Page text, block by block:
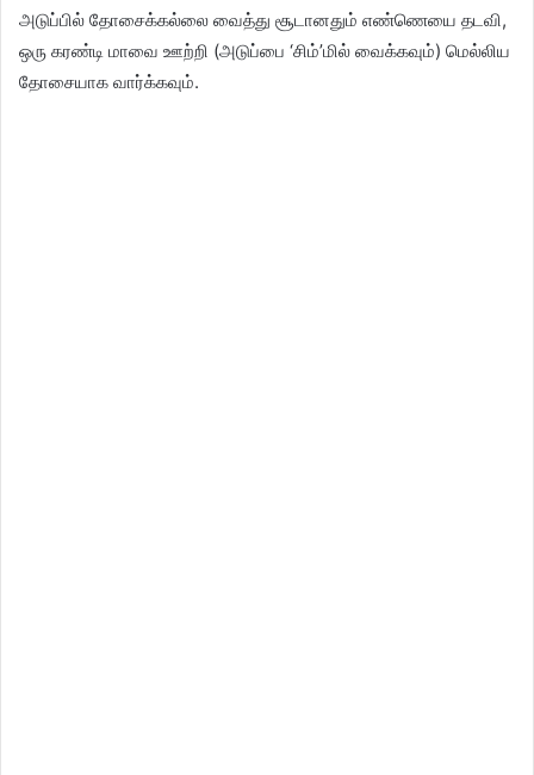
அடுப்பில் தோசைக்கல்லை வைத்து சூடானதும் எண்ணெயை தடவி,
ஒரு கரண்டி மாவை ஊற்றி (அடுப்பை ‘சிம்’மில் வைக்கவும்) மெல்லிய
தோசையாக வார்க்கவும்.